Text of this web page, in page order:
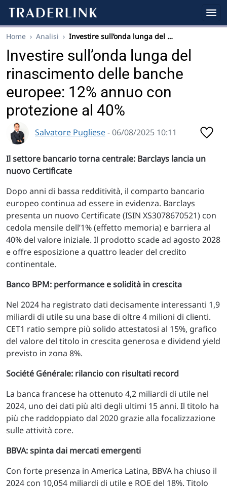
Home › Analisi › Investire sull’onda lunga del …
Investire sull’onda lunga del
rinascimento delle banche
europee: 12% annuo con
protezione al 40%
Salvatore Pugliese- 06/08/2025 10:11
Il settore bancario torna centrale: Barclays lancia un
nuovo Certificate
Dopo anni di bassa redditività, il comparto bancario
europeo continua ad essere in evidenza. Barclays
presenta un nuovo Certificate (ISIN XS3078670521) con
cedola mensile dell’1% (effetto memoria) e barriera al
40% del valore iniziale. Il prodotto scade ad agosto 2028
e offre esposizione a quattro leader del credito
continentale.
Banco BPM: performance e solidità in crescita
Nel 2024 ha registrato dati decisamente interessanti 1,9
miliardi di utile su una base di oltre 4 milioni di clienti.
CET1 ratio sempre più solido attestatosi al 15%, grafico
del valore del titolo in crescita generosa e dividend yield
previsto in zona 8%.
Société Générale: rilancio con risultati record
La banca francese ha ottenuto 4,2 miliardi di utile nel
2024, uno dei dati più alti degli ultimi 15 anni. Il titolo ha
più che raddoppiato dal 2020 grazie alla focalizzazione
sulle attività core.
BBVA: spinta dai mercati emergenti
Con forte presenza in America Latina, BBVA ha chiuso il
2024 con 10,054 miliardi di utile e ROE del 18%. Titolo